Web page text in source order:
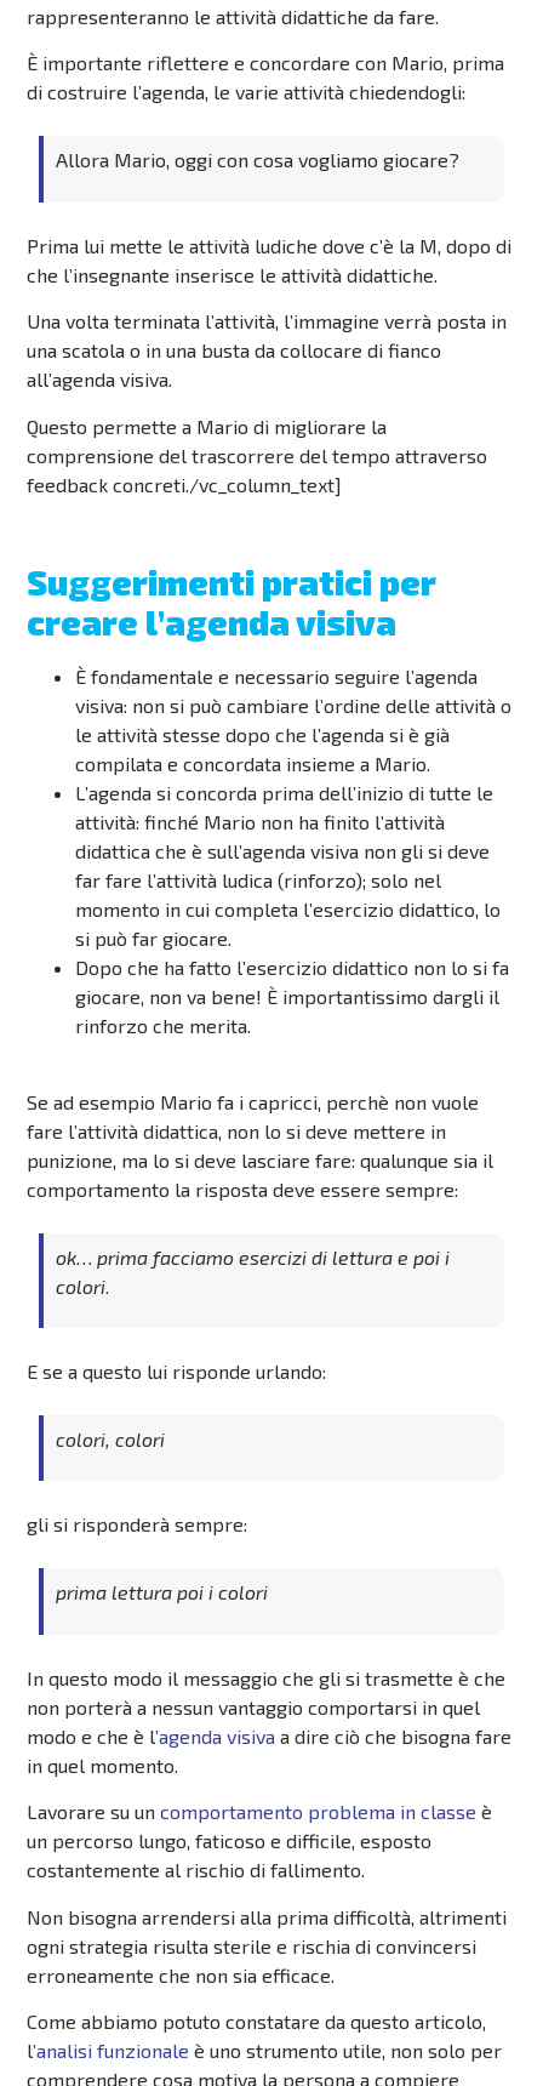
rappresenteranno le attività didattiche da fare.
È importante riflettere e concordare con Mario, prima
di costruire l’agenda, le varie attività chiedendogli:
Allora Mario, oggi con cosa vogliamo giocare?
Prima lui mette le attività ludiche dove c’è la M, dopo di
che l’insegnante inserisce le attività didattiche.
Una volta terminata l’attività, l’immagine verrà posta in
una scatola o in una busta da collocare di fianco
all’agenda visiva.
Questo permette a Mario di migliorare la
comprensione del trascorrere del tempo attraverso
feedback concreti./vc_column_text]
Suggerimenti pratici per
creare l’agenda visiva
È fondamentale e necessario seguire l’agenda
visiva: non si può cambiare l’ordine delle attività o
le attività stesse dopo che l’agenda si è già
compilata e concordata insieme a Mario.
L’agenda si concorda prima dell’inizio di tutte le
attività: finché Mario non ha finito l’attività
didattica che è sull’agenda visiva non gli si deve
far fare l’attività ludica (rinforzo); solo nel
momento in cui completa l’esercizio didattico, lo
si può far giocare.
Dopo che ha fatto l’esercizio didattico non lo si fa
giocare, non va bene! È importantissimo dargli il
rinforzo che merita.
Se ad esempio Mario fa i capricci, perchè non vuole
fare l’attività didattica, non lo si deve mettere in
punizione, ma lo si deve lasciare fare: qualunque sia il
comportamento la risposta deve essere sempre:
ok… prima facciamo esercizi di lettura e poi i
colori
E se a questo lui risponde urlando:
colori, colori
gli si risponderà sempre:
prima lettura poi i colori
In questo modo il messaggio che gli si trasmette è che
non porterà a nessun vantaggio comportarsi in quel
modo e che è l’agenda visiva a dire ciò che bisogna fare
in quel momento.
Lavorare su uncomportamento problema in classe è
un percorso lungo, faticoso e difficile, esposto
costantemente al rischio di fallimento.
Non bisogna arrendersi alla prima difficoltà, altrimenti
ogni strategia risulta sterile e rischia di convincersi
erroneamente che non sia efficace.
Come abbiamo potuto constatare da questo articolo,
l’analisi funzionale è uno strumento utile, non solo per
comprendere cosa motiva la persona a compiere